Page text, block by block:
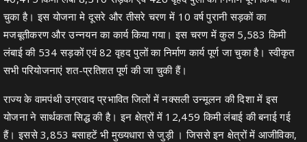
चुका है। इस योजना मे दूसरे और तीसरे चरण में 10 वर्ष पुरानी सड़कों का
मजबूतीकरण और उन्नयन का कार्य किया गया। इस चरण में कुल 5,583 किमी
लंबाई की 534 सड़कों एवं 82 वृहद पुलों का निर्माण कार्य पूर्ण जा चुका है। स्वीकृत
सभी परियोजनाएं शत-प्रतिशत पूर्ण की जा चुकी हैं।
राज्य के वामपंथी उग्रवाद प्रभावित जिलों में नक्सली उन्मूलन की दिशा में इस
योजना ने सार्थकता सिद्ध की है। इन क्षेत्रों में 12,459 किमी लंबाई की बनाई गई
हैं। इससे 3,853 बसाहटें भी मुख्यधारा से जुड़ी । जिससे इन क्षेत्रों में आजीविका,